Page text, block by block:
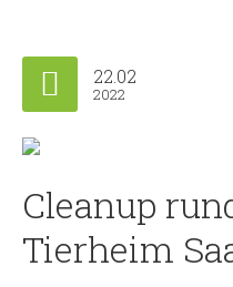
22.02
2022
Cleanup
Tierheim